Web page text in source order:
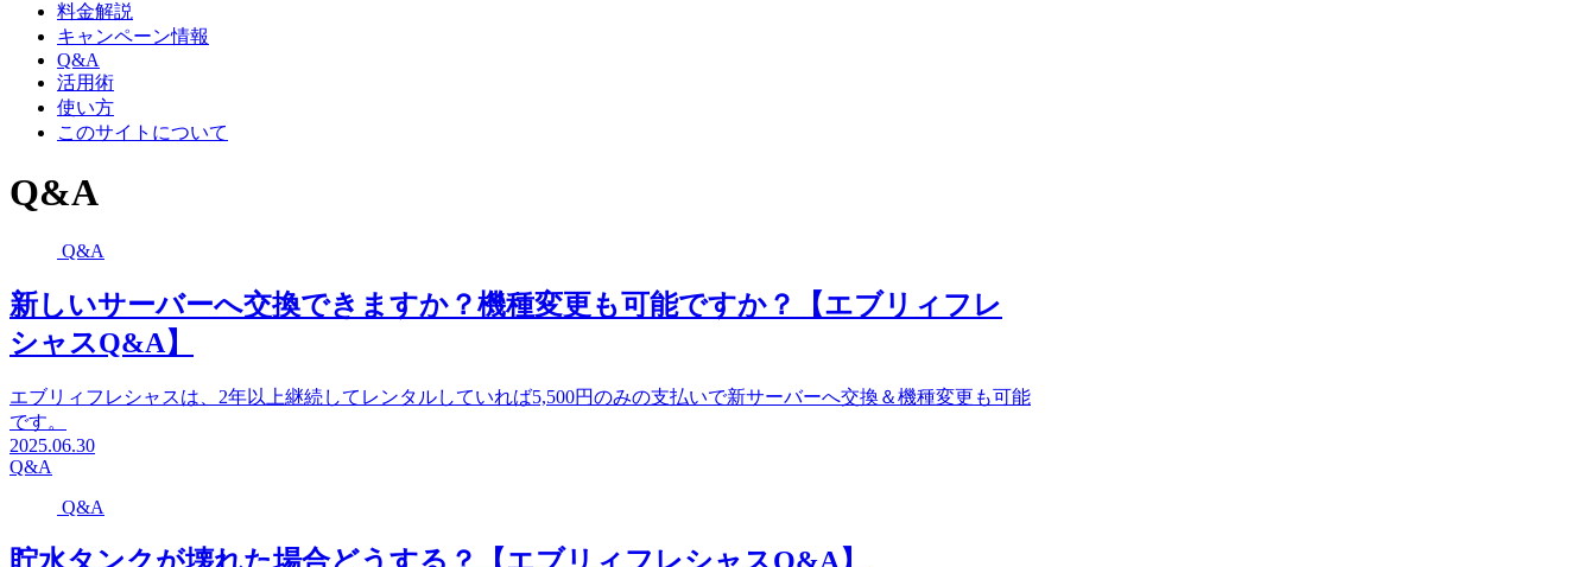
料金解説
キャンペーン情報
Q&A
活用術
使い方
このサイトについて
Q&A
Q&A
新しいサーバーへ交換できますか？機種変更も可能ですか？【エブリィフレ
シャスQ&A】
エブリィフレシャスは、2年以上継続してレンタルしていれば5,500円のみの支払いで新サーバーへ交換＆機種変更も可能
です。
2025.06.30
Q&A
Q&A
貯水タンクが壊れた場合どうする？【エブリィフレシャスQ&A】